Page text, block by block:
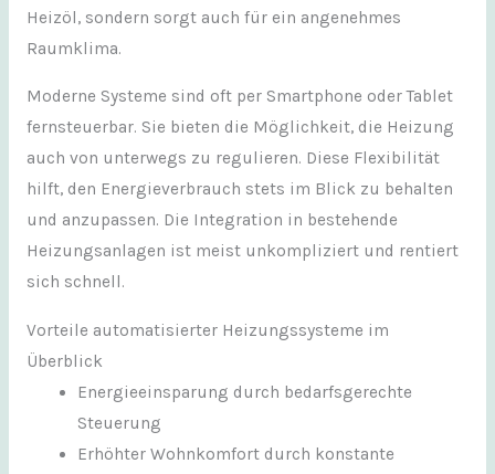
Heizöl, sondern sorgt auch für ein angenehmes
Raumklima.
Moderne Systeme sind oft per Smartphone oder Tablet
fernsteuerbar. Sie bieten die Möglichkeit, die Heizung
auch von unterwegs zu regulieren. Diese Flexibilität
hilft, den Energieverbrauch stets im Blick zu behalten
und anzupassen. Die Integration in bestehende
Heizungsanlagen ist meist unkompliziert und rentiert
sich schnell.
Vorteile automatisierter Heizungssysteme im
Überblick
Energieeinsparung durch bedarfsgerechte
Steuerung
Erhöhter Wohnkomfort durch konstante